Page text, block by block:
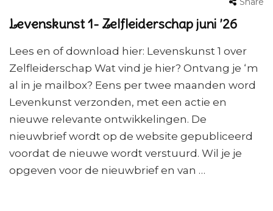
Levenskunst 1- Zelfleiderschap juni ’26
Lees en of download hier: Levenskunst 1 over
Zelfleiderschap Wat vind je hier? Ontvang je ‘m
al in je mailbox? Eens per twee maanden word
Levenkunst verzonden, met een actie en
nieuwe relevante ontwikkelingen. De
nieuwbrief wordt op de website gepubliceerd
voordat de nieuwe wordt verstuurd. Wil je je
opgeven voor de nieuwbrief en van …